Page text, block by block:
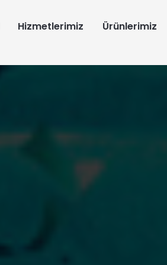
Hizmetlerimiz Ürünlerimiz